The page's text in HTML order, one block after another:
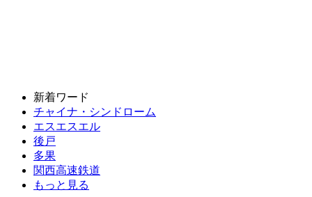
新着ワード
チャイナ・シンドローム
エスエスエル
後戸
多果
関西高速鉄道
もっと見る